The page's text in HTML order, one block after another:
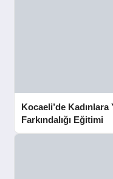
Kocaeli’de
Farkındalığı Eğitimi